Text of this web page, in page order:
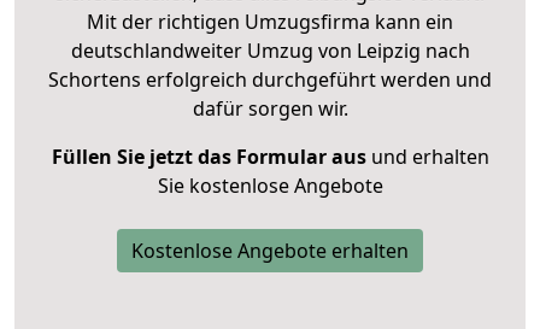
Mit der richtigen Umzugsfirma kann ein
deutschlandweiter Umzug von Leipzig nach
Schortens erfolgreich durchgeführt werden und
dafür sorgen wir.
Füllen Sie jetzt das Formular ausund erhalten
Sie kostenlose Angebote
Kostenlose Angebote erhalten